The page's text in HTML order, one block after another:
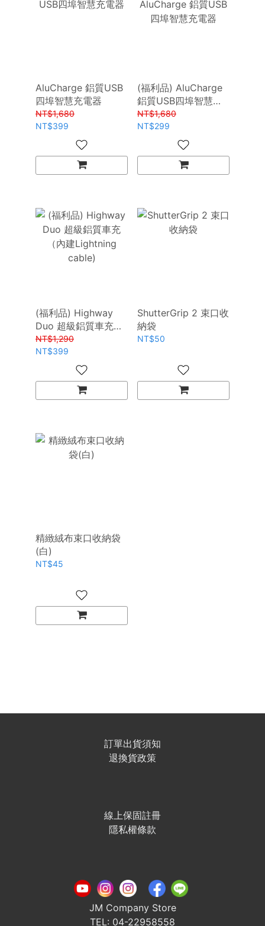
AluCharge 鋁質USB
四埠智慧充電器
NT$1,680
NT$399
(福利品) AluCharge
鋁質USB四埠智慧充
電器
NT$1,680
NT$299
(福利品) Highway
Duo 超級鋁質車充
（內建Lightning
cable)
NT$1,290
NT$399
ShutterGrip 2 束口收
納袋
NT$50
精緻絨布束口收納袋
(白)
NT$45
訂單出貨須知
退換貨政策
線上保固註冊
隱私權條款
JM Company Store
TEL: 04-22958558